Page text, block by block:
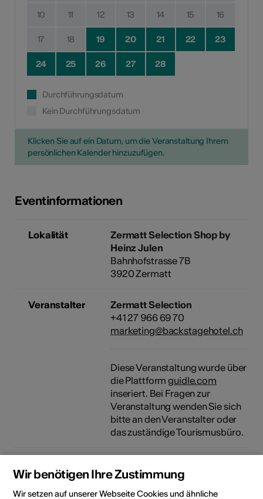
10 11 12 13 14 15 16
17 18 19 20 21 22 23
24 25 26 27 28
Durchführungsdatum
Kein Durchführungsdatum
Klicken Sie auf ein Datum, um die Veranstaltung Ihrem
persönlichen Kalender hinzuzufügen.
Eventinformationen
Lokalität
Zermatt Selection Shop by
Heinz Julen
Bahnhofstrasse 7B
3920 Zermatt
Veranstalter
Zermatt Selection
+41 27 966 69 70
marketing@backstagehotel.ch
Diese Veranstaltung wurde über
die Plattformguidle.com
inseriert. Bei Fragen zur
Veranstaltung wenden Sie sich
bitte an den Veranstalter oder
das zuständige Tourismusbüro.
Ausstellung
Wir benötigen Ihre Zustimmung
Wir setzen auf unserer Webseite Cookies und ähnliche